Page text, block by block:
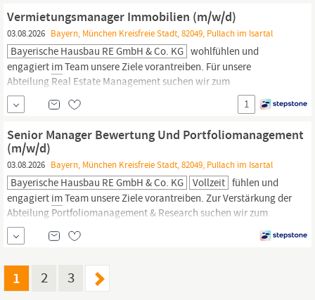
Werkzeuge und bauen unser IFRS- und Konsolidierungs-Know-
how gezielt aus. Für diesen Weg suchen wir am Standort
bei München zum
Vermietungsmanager Immobilien (m/w/d)
03.08.2026 Bayern, München Kreisfreie Stadt, 82049, Pullach im Isartal
Bayerische Hausbau RE GmbH & Co. KG wohlfühlen und
engagiert imTeam unsere Ziele vorantreiben. Für unsere
Abteilung Real Estate Management suchen wir zum
nächstmöglichen Zeitpunkt einen Vermietungsmanager (m/w/d).
Sie verantworten die gewerbliche Vermietung ausgewählter
Vertragsabschluss: Entwicklung und Umsetzung
objektspezifischer
1
Senior Manager Bewertung Und Portfoliomanagement
(m/w/d)
03.08.2026 Bayern, München Kreisfreie Stadt, 82049, Pullach im Isartal
Bayerische Hausbau RE GmbH & Co. KG Vollzeit fühlen und
engagiert imTeam unsere Ziele vorantreiben. Zur Verstärkung der
Abteilung Portfoliomanagement & Research suchen wir zum
nächstmöglichen Zeitpunkt einen Senior Manager Bewertung
und Portfoliomanagement (m/w/d). Sie sind verantwortlich für
nationalen / internationalen Portfolios...
1 2 3